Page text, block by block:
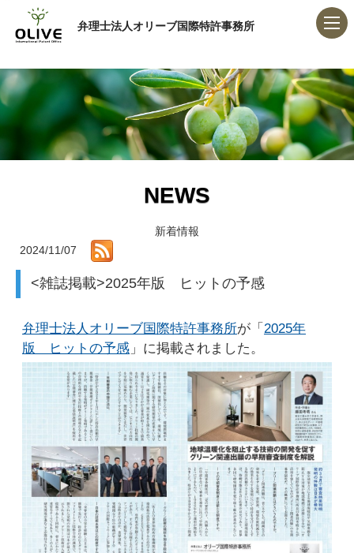
弁理士法人オリーブ国際特許事務所
NEWS
新着情報
2024/11/07
<雑誌掲載>2025年版 ヒットの予感
弁理士法人オリーブ国際特許事務所が「 2025年
版 ヒットの予感 」に掲載されました。